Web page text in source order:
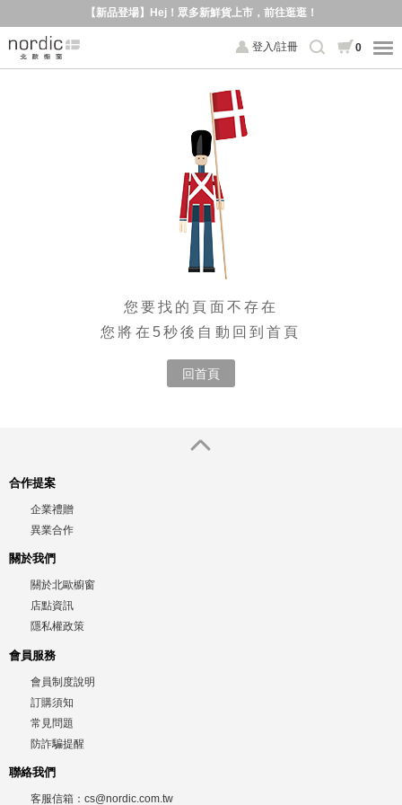
【新品登場】Hej！眾多新鮮貨上市，前往逛逛！
登入/註冊 0
您要找的頁面不存在
您將在5秒後自動回到首頁
回首頁
合作提案
企業禮贈
異業合作
關於我們
關於北歐櫥窗
店點資訊
隱私權政策
會員服務
會員制度說明
訂購須知
常見問題
防詐騙提醒
聯絡我們
客服信箱： cs@nordic.com.tw